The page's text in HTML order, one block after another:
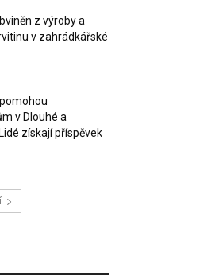
z výroby a
v zahrádkářské
v Dlouhé a
získají příspěvek